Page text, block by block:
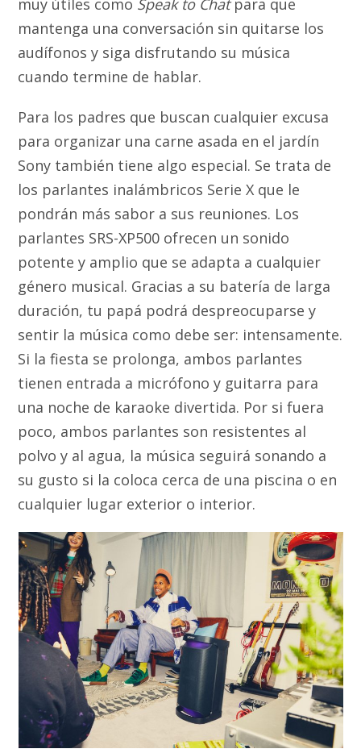
mantenga una conversación sin quitarse los
audífonos y siga disfrutando su música
cuando termine de hablar.
Para los padres que buscan cualquier excusa
para organizar una carne asada en el jardín
Sony también tiene algo especial. Se trata de
los parlantes inalámbricos Serie X que le
pondrán más sabor a sus reuniones. Los
parlantes SRS-XP500 ofrecen un sonido
potente y amplio que se adapta a cualquier
género musical. Gracias a su batería de larga
duración, tu papá podrá despreocuparse y
sentir la música como debe ser: intensamente.
Si la fiesta se prolonga, ambos parlantes
tienen entrada a micrófono y guitarra para
una noche de karaoke divertida. Por si fuera
poco, ambos parlantes son resistentes al
polvo y al agua, la música seguirá sonando a
su gusto si la coloca cerca de una piscina o en
cualquier lugar exterior o interior.